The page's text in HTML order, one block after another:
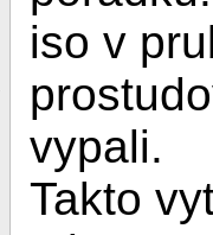
iso v
vypali.
Takto